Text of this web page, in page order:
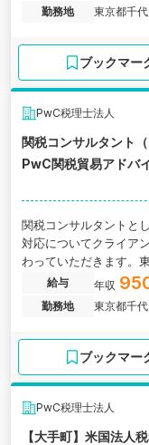
勤務地
東京都千
ブックマー
PwC税理士法人
関税コンサルタント
PwC関税貿易アドバ
関税コンサルタントと
対応についてクライア
わっていただきます。
給与 年収
勤務地
東京都千
ブックマー
PwC税理士法人
【大手町】米国法人